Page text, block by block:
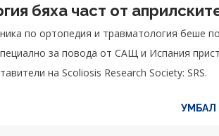
бяха част от
ортопедия и
по ортопедия и травматология беше
за повода от САЩ и Испания
на Scoliosis Research Society: SRS.
УМБАЛ